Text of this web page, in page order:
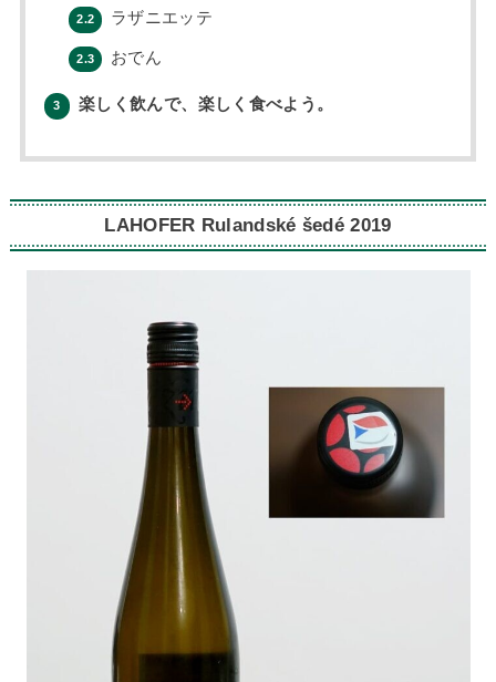
2.2 ラザニエッテ
2.3 おでん
3 楽しく飲んで、楽しく食べよう。
LAHOFER Rulandské šedé 2019